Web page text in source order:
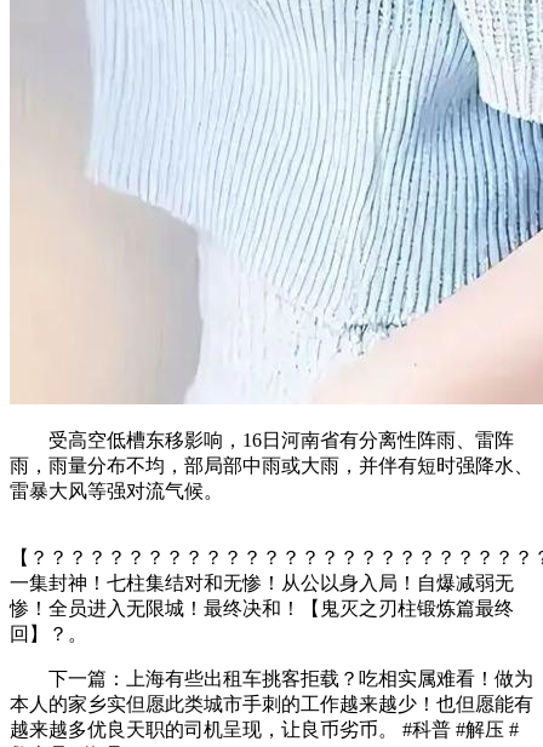
受高空低槽东移影响，16日河南省有分离性阵雨、雷阵
雨，雨量分布不均，部局部中雨或大雨，并伴有短时强降水、
雷暴大风等强对流气候。
【？？？？？？？？？？？？？？？？？？？？？？？？？？
一集封神！七柱集结对和无惨！从公以身入局！自爆减弱无
惨！全员进入无限城！最终决和！【鬼灭之刃柱锻炼篇最终
回】？。
下一篇：上海有些出租车挑客拒载？吃相实属难看！做为
本人的家乡实但愿此类城市手刺的工作越来越少！也但愿能有
越来越多优良天职的司机呈现，让良币劣币。 #科普 #解压 #